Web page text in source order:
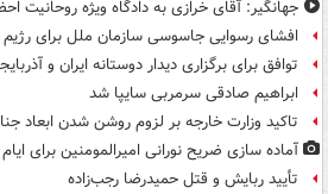
جهانگیر: آقای خرازی به دادگاه ویژه روحانیت
افشای رسوایی جاسوسی سازمان ملل برای
توافق برای برگزاری دیدار دوستانه ایران و
ابراهیم صادقی سرمربی سایپا شد
تاکید وزارت خارجه بر لزوم روشن شدن ابعاد
آماده سازی ضریح نورانی امیرالمومنین برای
تأیید ربایش و قتل حمیدرضا رجب‌زاده